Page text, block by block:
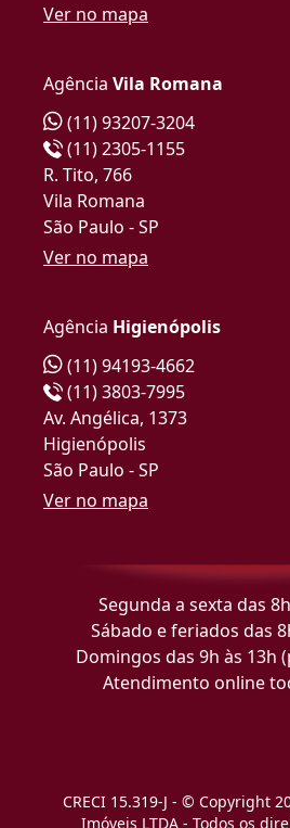
Ver no mapa
Agência Vila Romana
(11) 93207-3204
(11) 2305-1155
R. Tito, 766
Vila Romana
São Paulo - SP
Ver no mapa
Agência Higienópolis
(11) 94193-4662
(11) 3803-7995
Av. Angélica, 1373
Higienópolis
São Paulo - SP
Ver no mapa
Segunda a sexta das
Sábado e feriados das
Domingos das 9h às 13h
Atendimento online
CRECI 15.319-J - © Copyright
Imóveis LTDA - Todos os